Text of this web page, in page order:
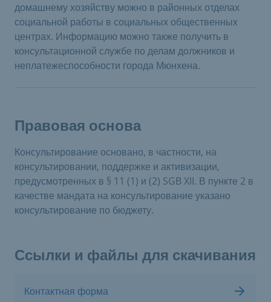
домашнему хозяйству можно в районных отделах
социальной работы в социальных общественных
центрах. Информацию можно также получить в
консультационной службе по делам должников и
неплатежеспособности города Мюнхена.
Правовая основа
Консультирование основано, в частности, на
консультировании, поддержке и активизации,
предусмотренных в § 11 (1) и (2) SGB XII. В пункте 2 в
качестве мандата на консультирование указано
консультирование по бюджету.
Ссылки и файлы для скачивания
Контактная форма